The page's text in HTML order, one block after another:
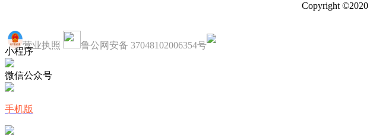
Copyright ©2020
营业执照 鲁公网安备 37048102006354号
小程序
微信公众号
手机版